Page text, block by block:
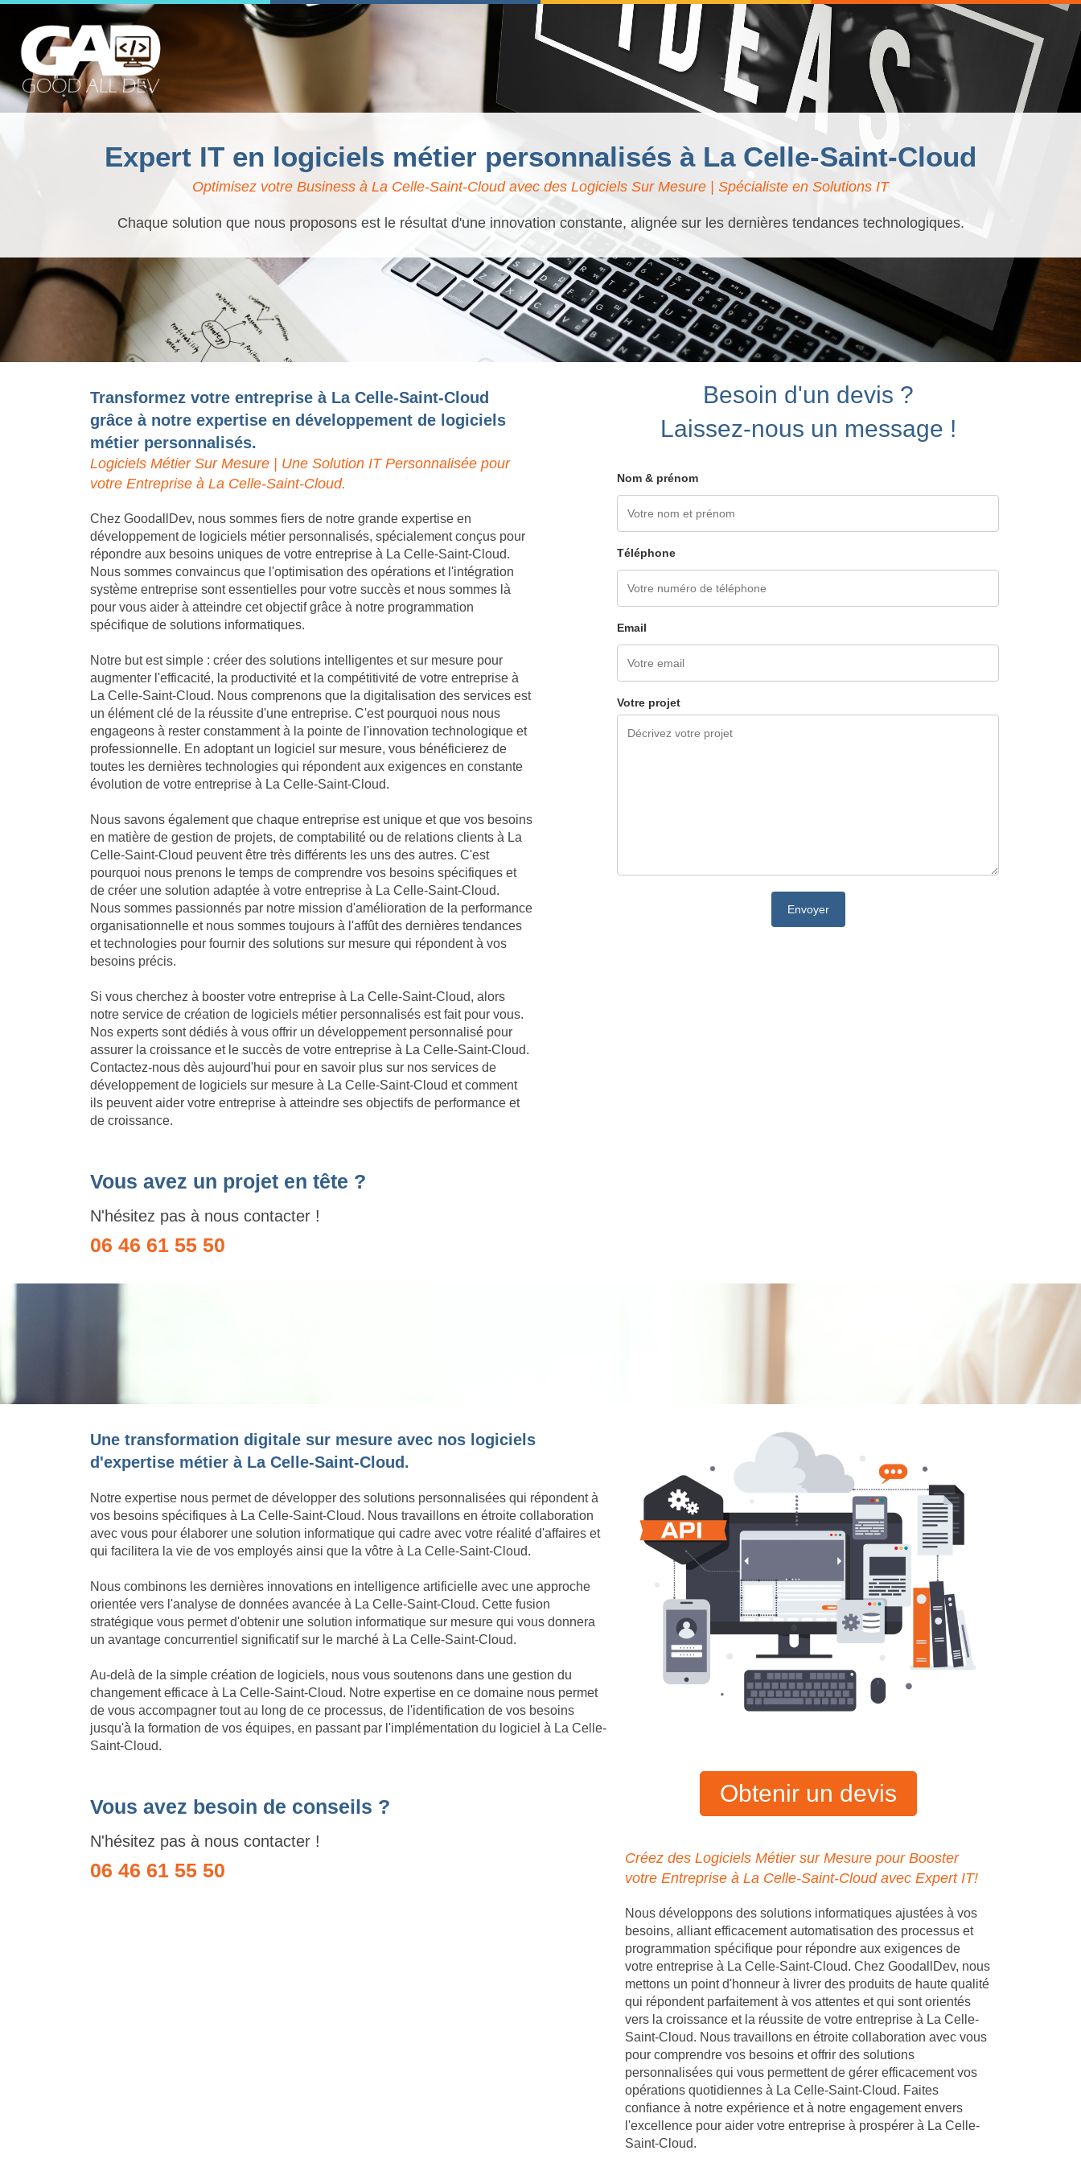
Expert IT en logiciels métier personnalisés à La Celle-Saint-Cloud
Optimisez votre Business à La Celle-Saint-Cloud avec des Logiciels Sur Mesure | Spécialiste en Solutions IT
Chaque solution que nous proposons est le résultat d'une innovation constante, alignée sur les dernières tendances technologiques.
Transformez votre entreprise à La Celle-Saint-Cloud
grâce à notre expertise en développement de logiciels
métier personnalisés.
Logiciels Métier Sur Mesure | Une Solution IT Personnalisée pour
votre Entreprise à La Celle-Saint-Cloud.
Chez GoodallDev, nous sommes fiers de notre grande expertise en
développement de logiciels métier personnalisés, spécialement conçus pour
répondre aux besoins uniques de votre entreprise à La Celle-Saint-Cloud.
Nous sommes convaincus que l'optimisation des opérations et l'intégration
système entreprise sont essentielles pour votre succès et nous sommes là
pour vous aider à atteindre cet objectif grâce à notre programmation
spécifique de solutions informatiques.
Notre but est simple : créer des solutions intelligentes et sur mesure pour
augmenter l'efficacité, la productivité et la compétitivité de votre entreprise à
La Celle-Saint-Cloud. Nous comprenons que la digitalisation des services est
un élément clé de la réussite d'une entreprise. C'est pourquoi nous nous
engageons à rester constamment à la pointe de l'innovation technologique et
professionnelle. En adoptant un logiciel sur mesure, vous bénéficierez de
toutes les dernières technologies qui répondent aux exigences en constante
évolution de votre entreprise à La Celle-Saint-Cloud.
Nous savons également que chaque entreprise est unique et que vos besoins
en matière de gestion de projets, de comptabilité ou de relations clients à La
Celle-Saint-Cloud peuvent être très différents les uns des autres. C'est
pourquoi nous prenons le temps de comprendre vos besoins spécifiques et
de créer une solution adaptée à votre entreprise à La Celle-Saint-Cloud.
Nous sommes passionnés par notre mission d'amélioration de la performance
organisationnelle et nous sommes toujours à l'affût des dernières tendances
et technologies pour fournir des solutions sur mesure qui répondent à vos
besoins précis.
Si vous cherchez à booster votre entreprise à La Celle-Saint-Cloud, alors
notre service de création de logiciels métier personnalisés est fait pour vous.
Nos experts sont dédiés à vous offrir un développement personnalisé pour
assurer la croissance et le succès de votre entreprise à La Celle-Saint-Cloud.
Contactez-nous dès aujourd'hui pour en savoir plus sur nos services de
développement de logiciels sur mesure à La Celle-Saint-Cloud et comment
ils peuvent aider votre entreprise à atteindre ses objectifs de performance et
de croissance.
Vous avez un projet en tête ?
N'hésitez pas à nous contacter !
06 46 61 55 50
Besoin d'un devis ?
Laissez-nous un message !
Nom & prénom
Téléphone
Email
Votre projet
Une transformation digitale sur mesure avec nos logiciels
d'expertise métier à La Celle-Saint-Cloud.
Notre expertise nous permet de développer des solutions personnalisées qui répondent à
vos besoins spécifiques à La Celle-Saint-Cloud. Nous travaillons en étroite collaboration
avec vous pour élaborer une solution informatique qui cadre avec votre réalité d'affaires et
qui facilitera la vie de vos employés ainsi que la vôtre à La Celle-Saint-Cloud.
Nous combinons les dernières innovations en intelligence artificielle avec une approche
orientée vers l'analyse de données avancée à La Celle-Saint-Cloud. Cette fusion
stratégique vous permet d'obtenir une solution informatique sur mesure qui vous donnera
un avantage concurrentiel significatif sur le marché à La Celle-Saint-Cloud.
Au-delà de la simple création de logiciels, nous vous soutenons dans une gestion du
changement efficace à La Celle-Saint-Cloud. Notre expertise en ce domaine nous permet
de vous accompagner tout au long de ce processus, de l'identification de vos besoins
jusqu'à la formation de vos équipes, en passant par l'implémentation du logiciel à La Celle-
Saint-Cloud.
Vous avez besoin de conseils ?
N'hésitez pas à nous contacter !
06 46 61 55 50
Obtenir un devis
Créez des Logiciels Métier sur Mesure pour Booster
votre Entreprise à La Celle-Saint-Cloud avec Expert IT!
Nous développons des solutions informatiques ajustées à vos
besoins, alliant efficacement automatisation des processus et
programmation spécifique pour répondre aux exigences de
votre entreprise à La Celle-Saint-Cloud. Chez GoodallDev, nous
mettons un point d'honneur à livrer des produits de haute qualité
qui répondent parfaitement à vos attentes et qui sont orientés
vers la croissance et la réussite de votre entreprise à La Celle-
Saint-Cloud. Nous travaillons en étroite collaboration avec vous
pour comprendre vos besoins et offrir des solutions
personnalisées qui vous permettent de gérer efficacement vos
opérations quotidiennes à La Celle-Saint-Cloud. Faites
confiance à notre expérience et à notre engagement envers
l'excellence pour aider votre entreprise à prospérer à La Celle-
Saint-Cloud.